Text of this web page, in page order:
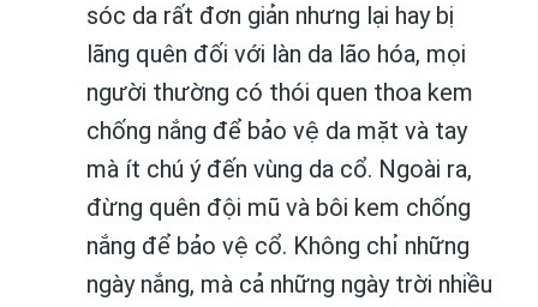
sóc da rất đơn giản nhưng lại hay bị
lãng quên đối với làn da lão hóa, mọi
người thường có thói quen thoa kem
chống nắng để bảo vệ da mặt và tay
mà ít chú ý đến vùng da cổ. Ngoài ra,
đừng quên đội mũ và bôi kem chống
nắng để bảo vệ cổ. Không chỉ những
ngày nắng, mà cả những ngày trời nhiều